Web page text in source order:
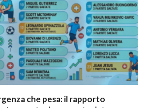
che pesa: il rapporto